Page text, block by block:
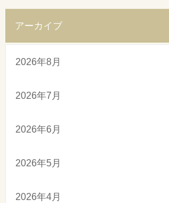
アーカイブ
2026年8月
2026年7月
2026年6月
2026年5月
2026年4月